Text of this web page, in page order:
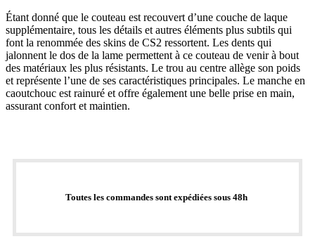
Étant donné que le couteau est recouvert d’une couche de laque
supplémentaire, tous les détails et autres éléments plus subtils qui
font la renommée des skins de CS2 ressortent. Les dents qui
jalonnent le dos de la lame permettent à ce couteau de venir à bout
des matériaux les plus résistants. Le trou au centre allège son poids
et représente l’une de ses caractéristiques principales. Le manche en
caoutchouc est rainuré et offre également une belle prise en main,
assurant confort et maintien.
Toutes les commandes sont expédiées sous 48h